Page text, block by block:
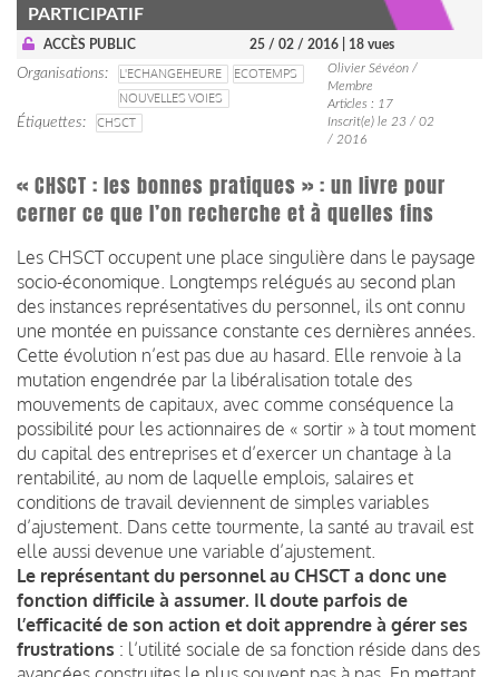
PARTICIPATIF
ACCÈS PUBLIC 25 / 02 / 2016 | 18 vues
Organisations L'ECHANGEHEURE
ECOTEMPS
NOUVELLES VOIES
Étiquettes
CHSCT
Olivier Sévéon /
Membre
Articles : 17
Inscrit(e) le 23 / 02
/ 2016
« CHSCT : les bonnes pratiques » : un livre pour
cerner ce que l’on recherche et à quelles fins
Les CHSCT occupent une place singulière dans le paysage
socio-économique. Longtemps relégués au second plan
des instances représentatives du personnel, ils ont connu
une montée en puissance constante ces dernières années.
Cette évolution n’est pas due au hasard. Elle renvoie à la
mutation engendrée par la libéralisation totale des
mouvements de capitaux, avec comme conséquence la
possibilité pour les actionnaires de « sortir » à tout moment
du capital des entreprises et d’exercer un chantage à la
rentabilité, au nom de laquelle emplois, salaires et
conditions de travail deviennent de simples variables
d’ajustement. Dans cette tourmente, la santé au travail est
elle aussi devenue une variable d’ajustement.
Le représentant du personnel au CHSCT a donc une
fonction difficile à assumer. Il doute parfois de
l’efficacité de son action et doit apprendre à gérer ses
frustrations : l’utilité sociale de sa fonction réside dans des